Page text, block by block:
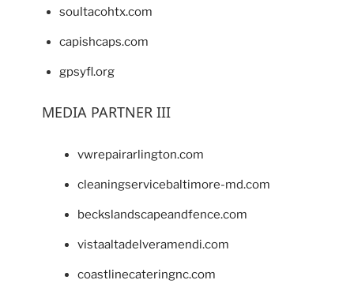
soultacohtx.com
capishcaps.com
gpsyfl.org
MEDIA PARTNER III
vwrepairarlington.com
cleaningservicebaltimore-md.com
beckslandscapeandfence.com
vistaaltadelveramendi.com
coastlinecateringnc.com